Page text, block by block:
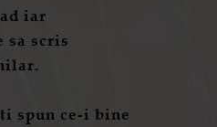
iar
sa scris
spun ce-i bine